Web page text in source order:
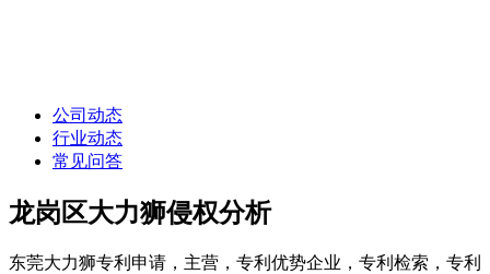
公司动态
行业动态
常见问答
龙岗区大力狮侵权分析
东莞大力狮专利申请，主营，专利优势企业，专利检索，专利